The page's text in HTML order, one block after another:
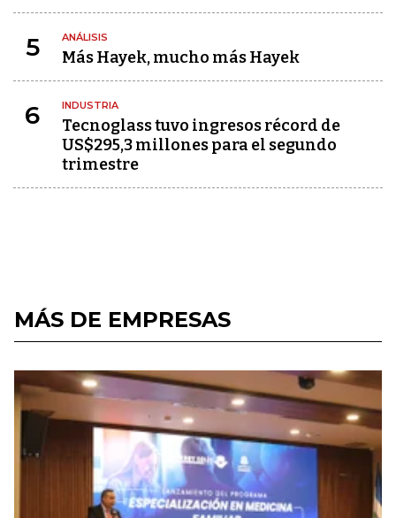
5 ANÁLISIS
Más Hayek, mucho más Hayek
6 INDUSTRIA
Tecnoglass tuvo ingresos récord de
US$295,3 millones para el segundo
trimestre
MÁS DE EMPRESAS